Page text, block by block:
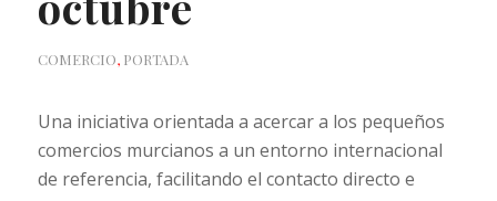
COMERCIO, PORTADA
Una iniciativa orientada a acercar a los pequeños
comercios murcianos a un entorno internacional
de referencia, facilitando el contacto directo e